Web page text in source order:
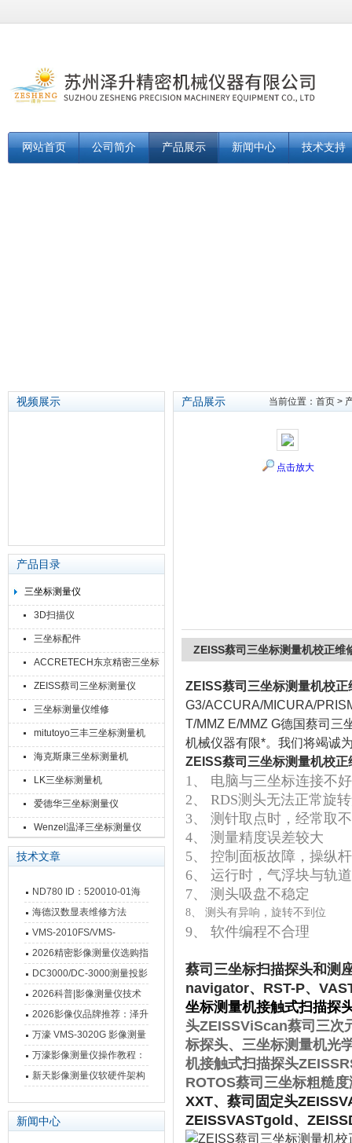
网站首页 公司简介 产品展示 新闻中心 技术支持
视频展示
产品目录
三坐标测量仪
3D扫描仪
三坐标配件
ACCRETECH东京精密三坐标
ZEISS蔡司三坐标测量仪
三坐标测量仪维修
mitutoyo三丰三坐标测量机
海克斯康三坐标测量机
LK三坐标测量机
爱德华三坐标测量仪
Wenzel温泽三坐标测量仪
技术文章
ND780 ID：520010-01海
德汉数显表故障维修内容
海德汉数显表维修方法
VMS-2010FS/VMS-
3020FS/VMS-4030FS手动
影像测量仪技术参数
2026精密影像测量仪选购指
南 靠谱品牌一站式选型推荐
DC3000/DC-3000测量投影
仪万濠数据处理器数显表故
障维修方法
2026科普|影像测量仪技术
原理、分类及选型应用
2026影像仪品牌推荐：泽升
影像测量仪选型指南
万濠 VMS-3020G 影像测量
仪技术规格与应用解析
万濠影像测量仪操作教程：
从开机到出报告，新手也能
新天影像测量仪软硬件架构
新闻中心
产品展示 当前位置： 首页 >
点击放大
ZEISS蔡司三坐标测量机校正维
ZEISS蔡司三坐标测量机校正
G3/ACCURA/MICURA/
T/MMZ E/MMZ G德国蔡司三
机械仪器有限*。我们将竭诚
ZEISS蔡司三坐标测量机校正
1、 电脑与三坐标连接不
2、 RDS测头无法正常旋
3、 测针取点时，经常取
4、 测量精度误差较大
5、 控制面板故障，操纵
6、 运行时，气浮块与轨
7、 测头吸盘不稳定
8、 测头有异响，旋转不到位
9、 软件编程不合理
蔡司三坐标扫描探头和测
navigator、RST-P、
坐标测量机接触式扫描探
头ZEISS ViScan蔡司三次
标探头、 三坐标测量机光
机 接触式扫描探头 ZEISS
ROTOS蔡司三坐标粗糙
XXT、 蔡司固定头ZEISS
ZEISS VAST gold、 ZEISS